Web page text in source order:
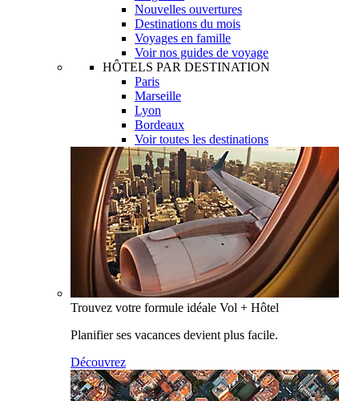
Nouvelles ouvertures
Destinations du mois
Voyages en famille
Voir nos guides de voyage
HÔTELS PAR DESTINATION
Paris
Marseille
Lyon
Bordeaux
Voir toutes les destinations
Trouvez votre formule idéale Vol + Hôtel
Planifier ses vacances devient plus facile.
Découvrez